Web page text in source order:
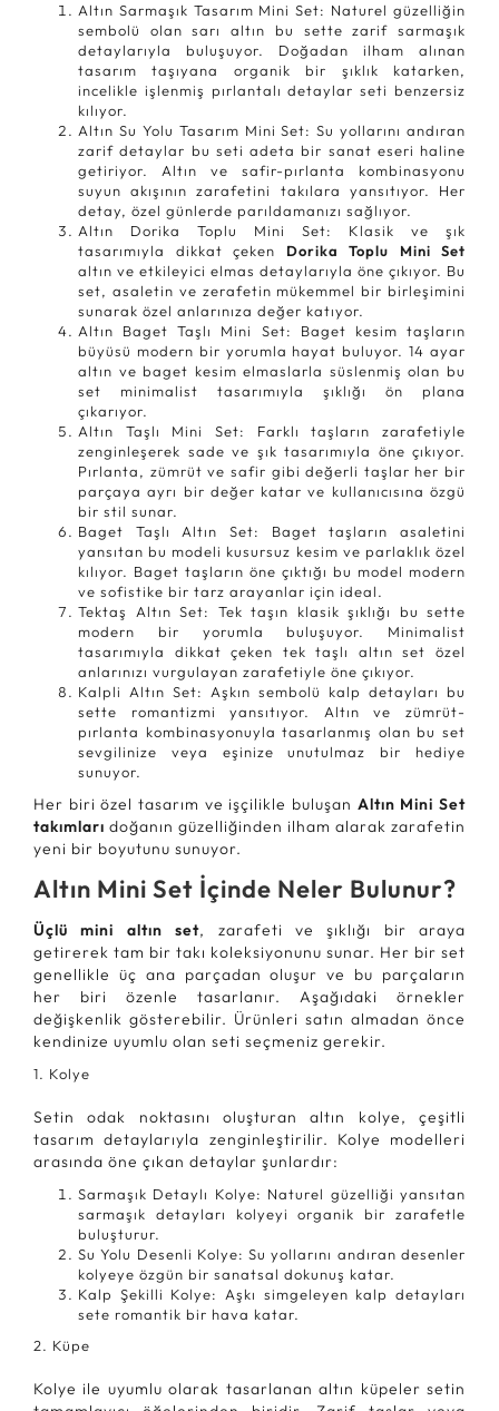
Altın Sarmaşık Tasarım Mini Set: Naturel güzelliğin
sembolü olan sarı altın bu sette zarif sarmaşık
detaylarıyla buluşuyor. Doğadan ilham alınan
tasarım taşıyana organik bir şıklık katarken,
incelikle işlenmiş pırlantalı detaylar seti benzersiz
kılıyor.
Altın Su Yolu Tasarım Mini Set: Su yollarını andıran
zarif detaylar bu seti adeta bir sanat eseri haline
getiriyor. Altın ve safir-pırlanta kombinasyonu
suyun akışının zarafetini takılara yansıtıyor. Her
detay, özel günlerde parıldamanızı sağlıyor.
Altın Dorika Toplu Mini Set: Klasik ve şık
tasarımıyla dikkat çeken Dorika Toplu Mini Set
altın ve etkileyici elmas detaylarıyla öne çıkıyor. Bu
set, asaletin ve zerafetin mükemmel bir birleşimini
sunarak özel anlarınıza değer katıyor.
Altın Baget Taşlı Mini Set: Baget kesim taşların
büyüsü modern bir yorumla hayat buluyor. 14 ayar
altın ve baget kesim elmaslarla süslenmiş olan bu
set minimalist tasarımıyla şıklığı ön plana
çıkarıyor.
Altın Taşlı Mini Set: Farklı taşların zarafetiyle
zenginleşerek sade ve şık tasarımıyla öne çıkıyor.
Pırlanta, zümrüt ve safir gibi değerli taşlar her bir
parçaya ayrı bir değer katar ve kullanıcısına özgü
bir stil sunar.
Baget Taşlı Altın Set: Baget taşların asaletini
yansıtan bu modeli kusursuz kesim ve parlaklık özel
kılıyor. Baget taşların öne çıktığı bu model modern
ve sofistike bir tarz arayanlar için ideal.
Tektaş Altın Set: Tek taşın klasik şıklığı bu sette
modern bir yorumla buluşuyor. Minimalist
tasarımıyla dikkat çeken tek taşlı altın set özel
anlarınızı vurgulayan zarafetiyle öne çıkıyor.
Kalpli Altın Set: Aşkın sembolü kalp detayları bu
sette romantizmi yansıtıyor. Altın ve zümrüt-
pırlanta kombinasyonuyla tasarlanmış olan bu set
sevgilinize veya eşinize unutulmaz bir hediye
sunuyor.
Her biri özel tasarım ve işçilikle buluşan Altın Mini Set
takımları doğanın güzelliğinden ilham alarak zarafetin
yeni bir boyutunu sunuyor.
Altın Mini Set İçinde Neler Bulunur?
Üçlü mini altın set, zarafeti ve şıklığı bir araya
getirerek tam bir takı koleksiyonunu sunar. Her bir set
genellikle üç ana parçadan oluşur ve bu parçaların
her biri özenle tasarlanır. Aşağıdaki örnekler
değişkenlik gösterebilir. Ürünleri satın almadan önce
kendinize uyumlu olan seti seçmeniz gerekir.
1. Kolye
Setin odak noktasını oluşturan altın kolye, çeşitli
tasarım detaylarıyla zenginleştirilir. Kolye modelleri
arasında öne çıkan detaylar şunlardır:
Sarmaşık Detaylı Kolye: Naturel güzelliği yansıtan
sarmaşık detayları kolyeyi organik bir zarafetle
buluşturur.
Su Yolu Desenli Kolye: Su yollarını andıran desenler
kolyeye özgün bir sanatsal dokunuş katar.
Kalp Şekilli Kolye: Aşkı simgeleyen kalp detayları
sete romantik bir hava katar.
2. Küpe
Kolye ile uyumlu olarak tasarlanan altın küpeler setin